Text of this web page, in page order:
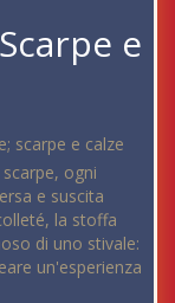
e
scarpe e calze
ogni
e suscita
la stoffa
di uno stivale:
un'esperienza